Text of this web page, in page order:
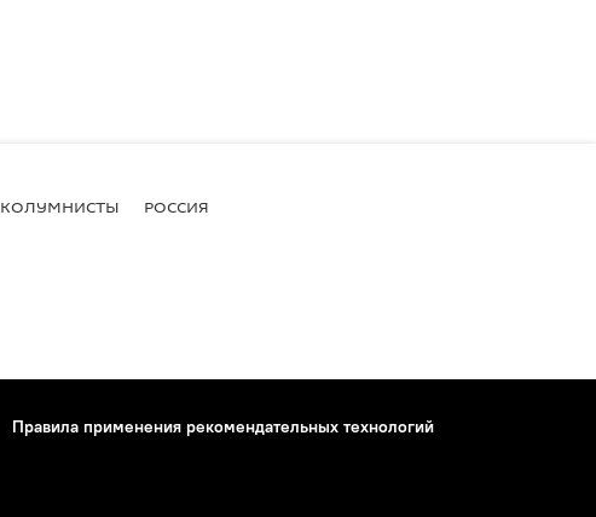
КОЛУМНИСТЫ РОССИЯ
Правила применения рекомендательных технологий